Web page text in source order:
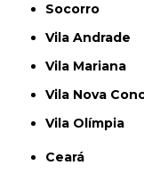
Socorro
Vila Andrade
Vila Mariana
Vila Nova
Vila Olímpia
Ceará